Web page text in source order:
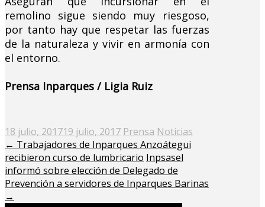
remolino sigue siendo muy riesgoso,
por tanto hay que respetar las fuerzas
de la naturaleza y vivir en armonía con
el entorno.
Prensa Inparques / Ligia Ruiz
Posted
on
18 julio, 201719 julio, 2017 Prensa Noticias
← Trabajadores de Inparques Anzoátegui
recibieron curso de lumbricario Inpsasel
informó sobre elección de Delegado de
Prevención a servidores de Inparques Barinas
→